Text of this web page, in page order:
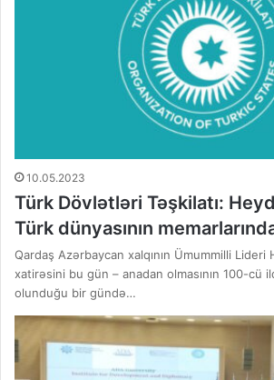
10.05.2023
Türk Dövlətləri Təşkilatı:
Türk dünyasının
Qardaş Azərbaycan xalqının Ümummilli
xatirəsini bu gün – anadan olmasının 100-cü
olunduğu bir gündə…